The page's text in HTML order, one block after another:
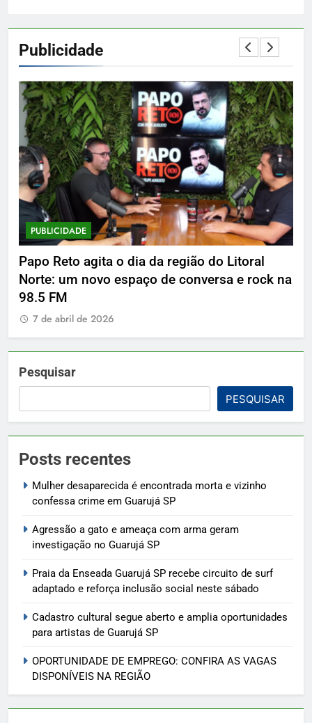
Publicidade
PUBLICIDADE
Reto agita o dia da região do Litoral
um novo espaço de conversa e rock na
FM
7 de abril de 2026
7 de
Pesquisar
PESQUISAR
Posts recentes
Mulher desaparecida é encontrada morta e vizinho
confessa crime em Guarujá SP
Agressão a gato e ameaça com arma geram
investigação no Guarujá SP
Praia da Enseada Guarujá SP recebe circuito de surf
adaptado e reforça inclusão social neste sábado
Cadastro cultural segue aberto e amplia oportunidades
para artistas de Guarujá SP
OPORTUNIDADE DE EMPREGO: CONFIRA AS VAGAS
DISPONÍVEIS NA REGIÃO